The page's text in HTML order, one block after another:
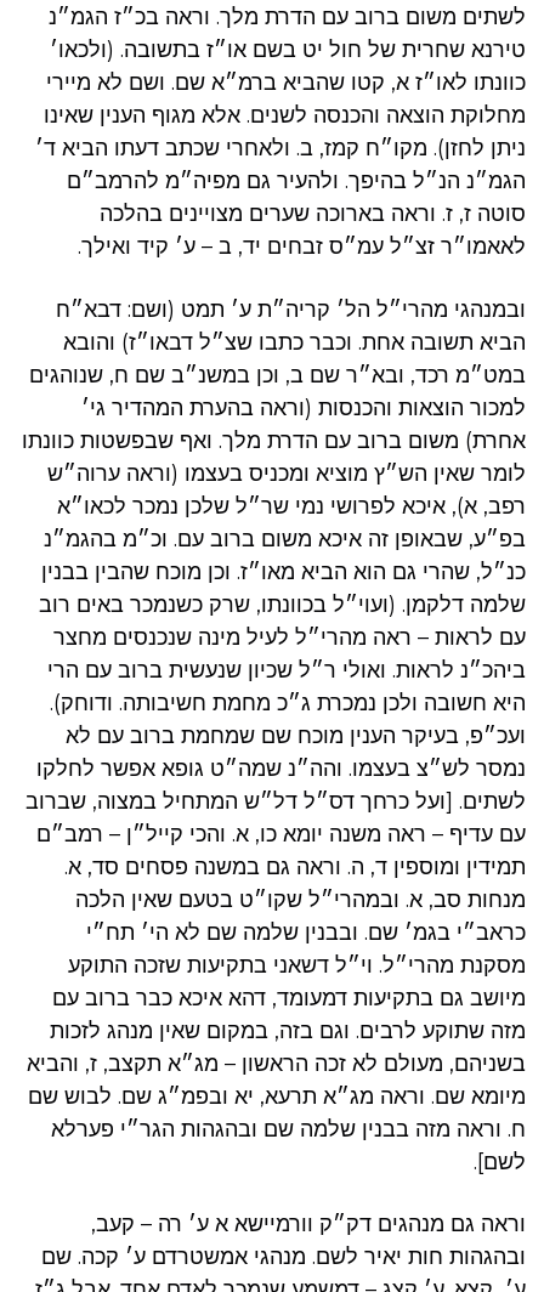
לשתים משום ברוב עם הדרת מלך. וראה בכ״ז הגמ״נ
טירנא שחרית של חול יט בשם או״ז בתשובה. (ולכאו׳
כוונתו לאו״ז א, קטו שהביא ברמ״א שם. ושם לא מיירי
מחלוקת הוצאה והכנסה לשנים. אלא מגוף הענין שאינו
ניתן לחזן). מקו״ח קמז, ב. ולאחרי שכתב דעתו הביא ד׳
הגמ״נ הנ״ל בהיפך. ולהעיר גם מפיה״מ להרמב״ם
סוטה ז, ז. וראה בארוכה שערים מצויינים בהלכה
לאאמו״ר זצ״ל עמ״ס זבחים יד, ב – ע׳ קיד ואילך.
ובמנהגי מהרי״ל הל׳ קריה״ת ע׳ תמט (ושם: דבא״ח
הביא תשובה אחת. וכבר כתבו שצ״ל דבאו״ז) והובא
במט״מ רכד, ובא״ר שם ב, וכן במשנ״ב שם ח, שנוהגים
למכור הוצאות והכנסות (וראה בהערת המהדיר גי׳
אחרת) משום ברוב עם הדרת מלך. ואף שבפשטות כוונתו
לומר שאין הש״ץ מוציא ומכניס בעצמו (וראה ערוה״ש
רפב, א), איכא לפרושי נמי שר״ל שלכן נמכר לכאו״א
בפ״ע, שבאופן זה איכא משום ברוב עם. וכ״מ בהגמ״נ
כנ״ל, שהרי גם הוא הביא מאו״ז. וכן מוכח שהבין בבנין
שלמה דלקמן. (ועוי״ל בכוונתו, שרק כשנמכר באים רוב
עם לראות – ראה מהרי״ל לעיל מינה שנכנסים מחצר
ביהכ״נ לראות. ואולי ר״ל שכיון שנעשית ברוב עם הרי
היא חשובה ולכן נמכרת ג״כ מחמת חשיבותה. ודוחק).
ועכ״פ, בעיקר הענין מוכח שם שמחמת ברוב עם לא
נמסר לש״צ בעצמו. והה״נ שמה״ט גופא אפשר לחלקו
לשתים. [ועל כרחך דס״ל דל״ש המתחיל במצוה, שברוב
עם עדיף – ראה משנה יומא כו, א. והכי קייל״ן – רמב״ם
תמידין ומוספין ד, ה. וראה גם במשנה פסחים סד, א.
מנחות סב, א. ובמהרי״ל שקו״ט בטעם שאין הלכה
כראב״י בגמ׳ שם. ובבנין שלמה שם לא הי׳ תח״י
מסקנת מהרי״ל. וי״ל דשאני בתקיעות שזכה התוקע
מיושב גם בתקיעות דמעומד, דהא איכא כבר ברוב עם
מזה שתוקע לרבים. וגם בזה, במקום שאין מנהג לזכות
בשניהם, מעולם לא זכה הראשון – מג״א תקצב, ז, והביא
מיומא שם. וראה מג״א תרעא, יא ובפמ״ג שם. לבוש שם
ח. וראה מזה בבנין שלמה שם ובהגהות הגר״י פערלא
לשם].
וראה גם מנהגים דק״ק וורמיישא א ע׳ רה – קעב,
ובהגהות חות יאיר לשם. מנהגי אמשטרדם ע׳ קכה. שם